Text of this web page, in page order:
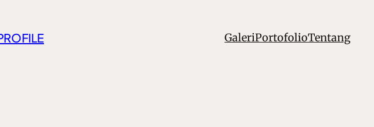
GaleriPortofolioTentang